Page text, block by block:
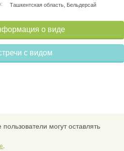
Ташкентская область, Бельдерсай
о виде
с видом
могут оставлять